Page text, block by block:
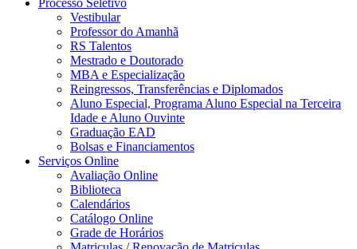
Vestibular
Professor do Amanhã
RS Talentos
Mestrado e Doutorado
MBA e Especialização
Reingressos, Transferências e Diplomados
Aluno Especial, Programa Aluno Especial na Terceira
Idade e Aluno Ouvinte
Graduação EAD
Bolsas e Financiamentos
Serviços Online
Avaliação Online
Biblioteca
Calendários
Catálogo Online
Grade de Horários